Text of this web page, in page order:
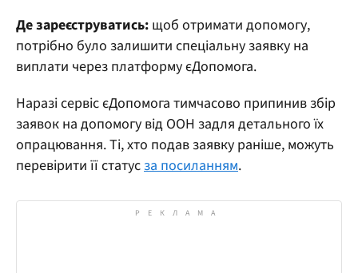
Де зареєструватись: щоб отримати допомогу,
потрібно було залишити спеціальну заявку на
виплати через платформу єДопомога.
Наразі сервіс єДопомога тимчасово припинив збір
заявок на допомогу від ООН задля детального їх
опрацювання. Ті, хто подав заявку раніше, можуть
перевірити її статусза посиланням.